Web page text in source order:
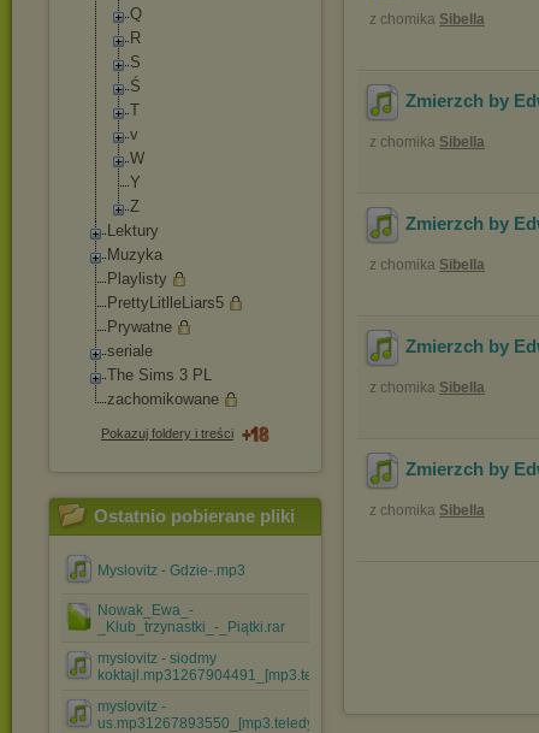
Q
R
S
Ś
T
v
W
Y
Z
Lektury
Muzyka
Playlisty
PrettyLitlleLiars5
Prywatne
seriale
The Sims 3 PL
zachomikowane
Pokazuj foldery i treści
Ostatnio pobierane pliki
Myslovitz - Gdzie-.mp3
Nowak_Ewa_-
_Klub_trzynastki_-_Piątki.rar
myslovitz - siodmy
koktajl.mp31267904491_[mp3.teledysk....mp3
myslovitz -
us.mp31267893550_[mp3.teledyski.info].mp3
z chomika Sibella
Zmierzch by
z chomika Sibella
Zmierzch by
z chomika Sibella
Zmierzch by
z chomika Sibella
Zmierzch by
z chomika Sibella